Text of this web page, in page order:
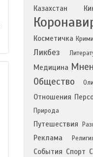
Казахстан
Косметичка
Ликбез
Медицина
Общество
Отношения
Природа
Путешествия
Реклама
События Спорт